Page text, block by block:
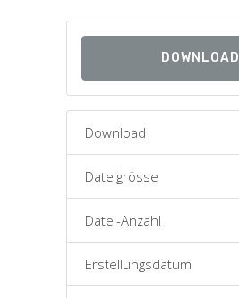
DOWNLOAD
Download
Dateigrösse
Datei-Anzahl
Erstellungsdatum